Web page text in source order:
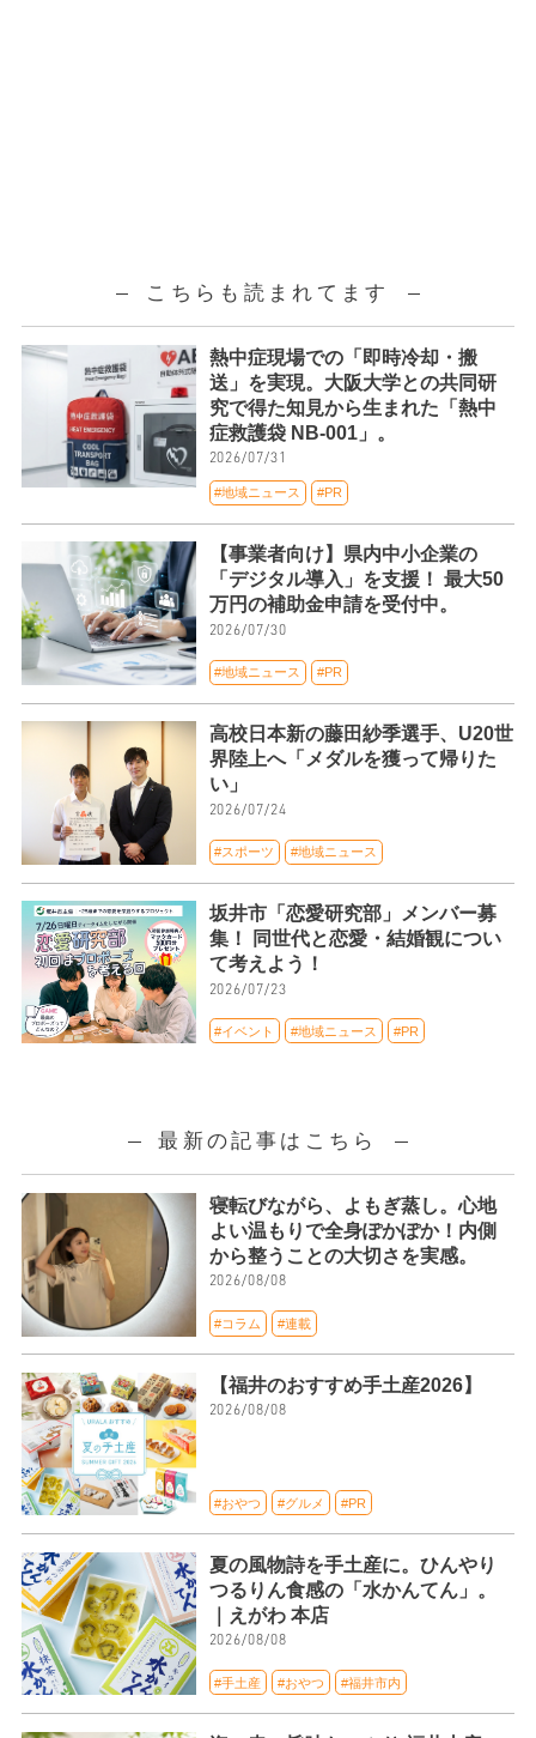
こちらも読まれてます
熱中症現場での「即時冷却・搬
送」を実現。大阪大学との共同研
究で得た知見から生まれた「熱中
症救護袋 NB-001」。
2026/07/31
#地域ニュース #PR
【事業者向け】県内中小企業の
「デジタル導入」を支援！ 最大50
万円の補助金申請を受付中。
2026/07/30
#地域ニュース #PR
高校日本新の藤田紗季選手、U20世
界陸上へ「メダルを獲って帰りた
い」
2026/07/24
#スポーツ #地域ニュース
坂井市「恋愛研究部」メンバー募
集！ 同世代と恋愛・結婚観につい
て考えよう！
2026/07/23
#イベント #地域ニュース #PR
最新の記事はこちら
寝転びながら、よもぎ蒸し。心地
よい温もりで全身ぽかぽか！内側
から整うことの大切さを実感。
2026/08/08
#コラム #連載
【福井のおすすめ手土産2026】
2026/08/08
#おやつ #グルメ #PR
夏の風物詩を手土産に。ひんやり
つるりん食感の「水かんてん」。
｜えがわ 本店
2026/08/08
#手土産 #おやつ #福井市内